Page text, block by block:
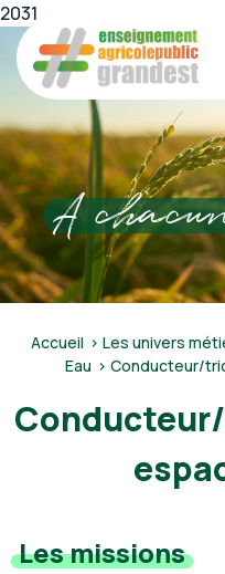
Skip
content
Enseignement Agricole
2031
A
Accueil Les univers
Eau
Conducteur/
Les missions